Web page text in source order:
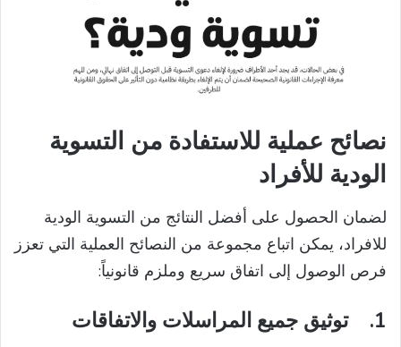
نصائح عملية للاستفادة من التسوية
الودية للأفراد
لضمان الحصول على أفضل النتائج من التسوية الودية
للافراد، يمكن اتباع مجموعة من النصائح العملية التي تعزز
فرص الوصول إلى اتفاق سريع وملزم قانونياً:
1. توثيق جميع المراسلات والاتفاقات